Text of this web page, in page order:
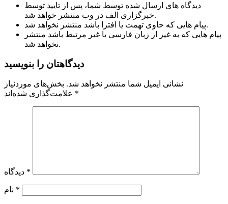
دیدگاه های ارسال شده توسط شما، پس از تایید توسط
خبرگزاری الف در وب منتشر خواهد شد.
پیام هایی که حاوی تهمت یا افترا باشد منتشر نخواهد شد.
پیام هایی که به غیر از زبان فارسی یا غیر مرتبط باشد منتشر
نخواهد شد.
دیدگاهتان را بنویسید
نشانی ایمیل شما منتشر نخواهد شد. بخش‌های موردنیاز
*
*
*